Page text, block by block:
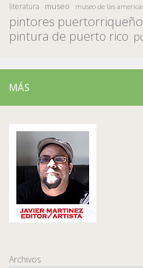
literatura museo museo de las
pintores
pintura de puerto rico
MÁS
Archivos